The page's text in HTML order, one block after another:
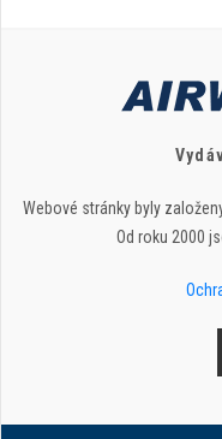
Webové stránky byly
Od roku 2000